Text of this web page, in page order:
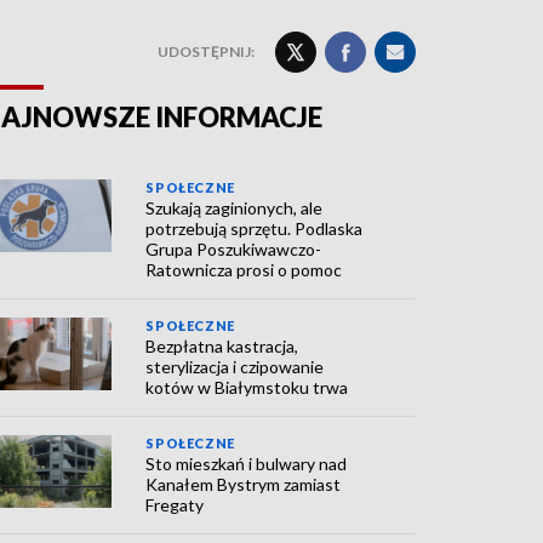
UDOSTĘPNIJ:
INFORMACJE
SPOŁECZNE
Szukają zaginionych, ale
potrzebują sprzętu. Podlaska
Grupa Poszukiwawczo-
Ratownicza prosi o pomoc
SPOŁECZNE
Bezpłatna kastracja,
sterylizacja i czipowanie
kotów w Białymstoku trwa
SPOŁECZNE
Sto mieszkań i bulwary nad
Kanałem Bystrym zamiast
Fregaty